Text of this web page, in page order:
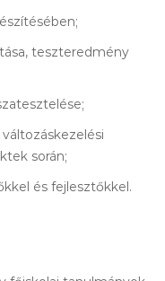
teszteredmény
során;
és fejlesztőkkel.